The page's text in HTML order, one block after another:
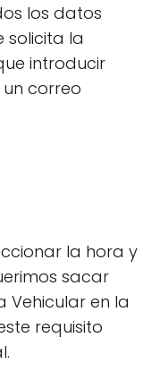
los datos
solicita la
introducir
correo
la hora y
sacar
Vehicular en la
requisito